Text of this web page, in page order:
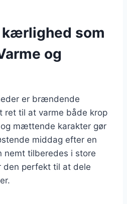
som
og
er brændende
ret til at varme både krop
mættende karakter gør
middag efter en
nemt tilberedes i store
den perfekt til at dele